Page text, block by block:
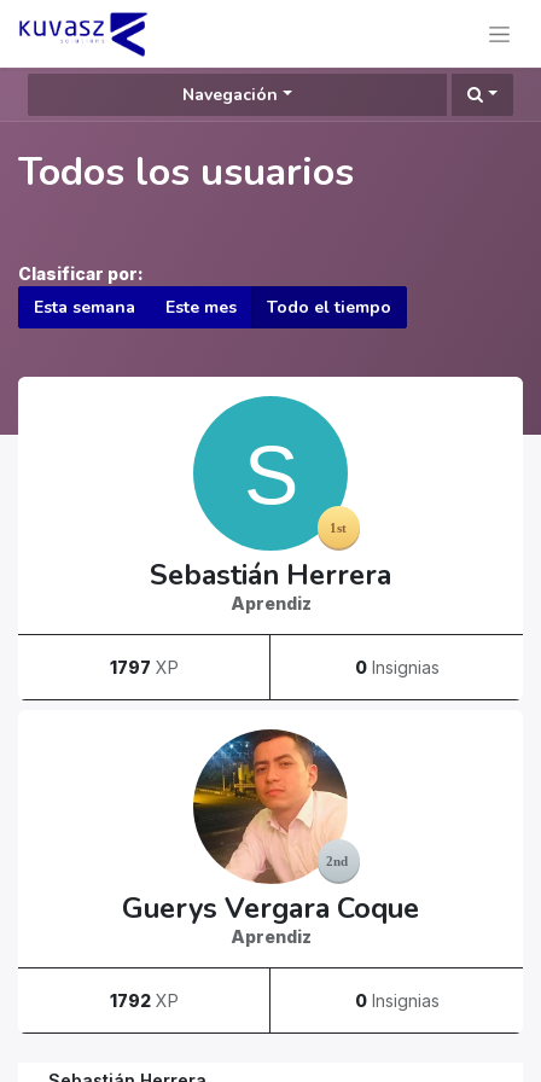
Navegación
Todos los usuarios
Clasificar por:
Esta semana Este mes Todo el tiempo
Sebastián Herrera
Aprendiz
1797 XP 0 Insignias
Guerys Vergara Coque
Aprendiz
1792 XP 0 Insignias